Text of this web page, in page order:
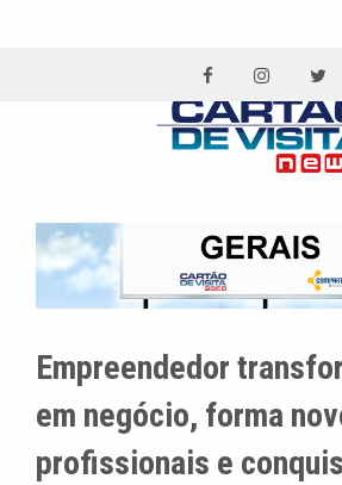
Empreendedor
em negócio, forma
profissionais e